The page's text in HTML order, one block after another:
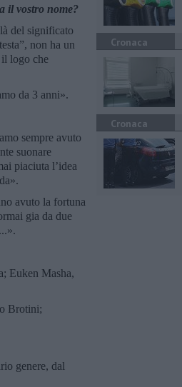
il vostro nome?
del significato
non ha un
il logo che
da 3 anni».
sempre avuto
suonare
piaciuta l’idea
avuto la fortuna
gia da due
Euken Masha,
Brotini;
genere, dal
Cronaca
Cronaca